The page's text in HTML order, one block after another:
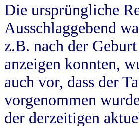
Die ursprüngliche
Ausschlaggebend
z.B. nach der
anzeigen konnten,
auch vor, dass der
vorgenommen
der derzeitigen